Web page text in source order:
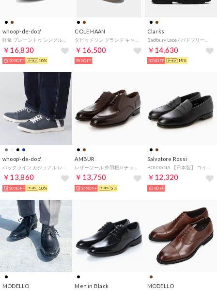
whoop'-de-doo'
￥16,830
30%OFF 10%
COLE HAAN
￥16,500
55%OFF
Clarks
￥14,630
30%OFF 15%
whoop'-de-doo'
￥13,860
30%OFF 10%
AMBUR
￥13,750
34%OFF 5%
Salvatore Rossi
￥12,320
60%OFF
MODELLO Men in Black MODELLO